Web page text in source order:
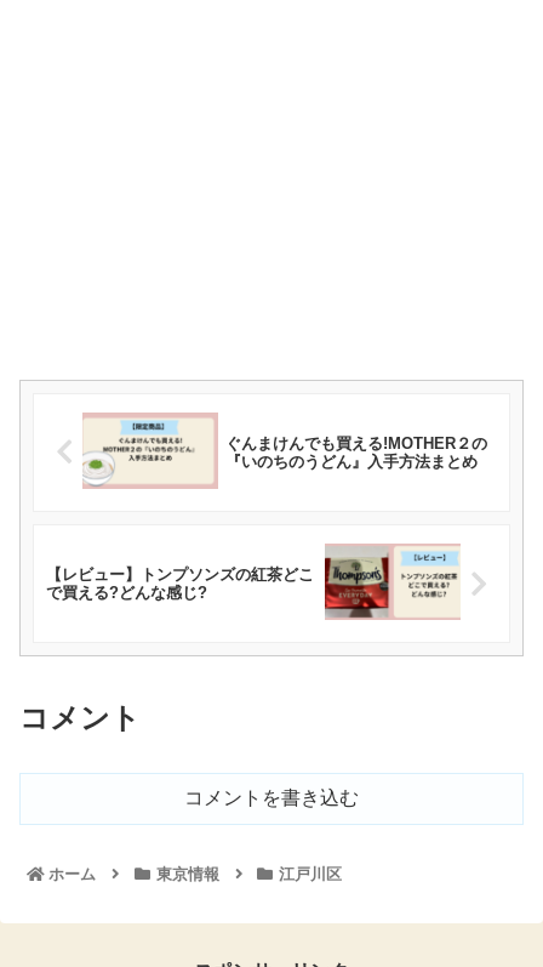
ぐんまけんでも買える!MOTHER２の
『いのちのうどん』入手方法まとめ
【レビュー】トンプソンズの紅茶どこ
で買える?どんな感じ?
コメント
コメントを書き込む
ホーム 東京情報 江戸川区